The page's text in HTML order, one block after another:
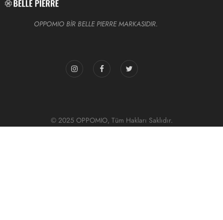
OPPOMIO BİR BELLE PIERRE MARKASIDIR.
© 2025 OPPOMIO, Tüm Hakları Saklıdır.